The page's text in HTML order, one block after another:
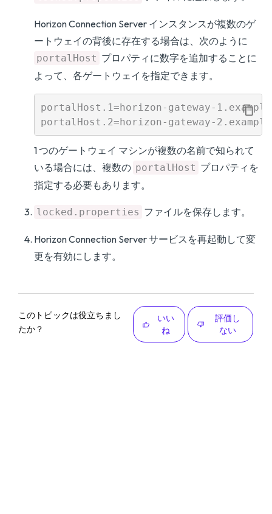
Horizon Connection Server インスタンスが複数のゲ
ートウェイの背後に存在する場合は、次のように
portalHost プロパティに数字を追加することに
よって、各ゲートウェイを指定できます。
portalHost.1=horizon-gateway-
1 つのゲートウェイ マシンが複数の名前で知られて
いる場合には、複数の portalHost プロパティを
指定する必要もあります。
locked.properties ファイルを保存します。
Horizon Connection Server サービスを再起動して変
更を有効にします。
このトピックは役立ちまし
たか？
いい
ね
評価し
ない